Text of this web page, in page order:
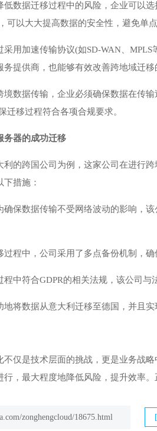
低数据迁移过程中的风险，企业可以
可以大大提高数据的安全性，避免单点
用加速传输协议(如SD-WAN、
提供商，也能够有效改善跨地域迁移
境数据传输，企业必须确保数据在传
迁移过程符合各项合规要求。
务器的成功迁移
利的跨国公司为例，这家公司在进行
措施：
确保数据传输不受网络波动的影响，
程中，公司采用了多点备份机制，
中符合GDPR的相关法规，该公司与
将数据从意大利迁移至德国，并且
不仅是技术层面的挑战，更是业务战
，最大程度地降低风险，提升效率
zonghengcloud/18675.html